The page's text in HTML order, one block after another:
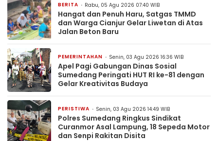
BERITA Rabu, 05 Agu 2026 07:40 WIB
Hangat dan Penuh Haru, Satgas TMMD
dan Warga Cianjur Gelar Liwetan di Atas
Jalan Beton Baru
PEMERINTAHAN Senin, 03 Agu 2026 16:36 WIB
Apel Pagi Gabungan Dinas Sosial
Sumedang Peringati HUT RI ke-81 dengan
Gelar Kreativitas Budaya
PERISTIWA Senin, 03 Agu 2026 14:49 WIB
Polres Sumedang Ringkus Sindikat
Curanmor Asal Lampung, 18 Sepeda Motor
dan Senpi Rakitan Disita